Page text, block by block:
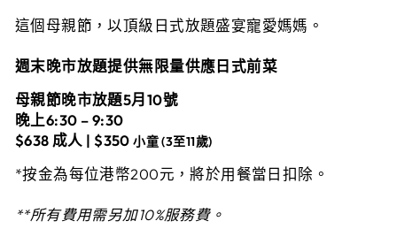
這個母親節，以頂級日式放題盛宴寵愛媽媽。
週末晚市放題提供無限量供應日式前菜
母親節晚市放題5月10號
晚上6:30 – 9:30
$638 成人 | $350小童 (3至11歲)
*按金為每位港幣200元，將於用餐當日扣除。
**所有費用需另加10%服務費。